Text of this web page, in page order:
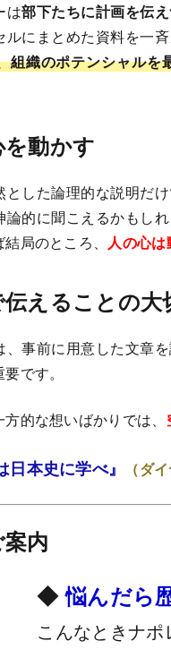
は部下たちに計画を伝
にまとめた資料を一
組織のポテンシャル
動かす
した論理的な説明だけ
的に聞こえるかもし
局のところ、 人の心は
えることの大
事前に用意した文章を
です。
的な想いばかりでは、
日本史に学べ』 （ダ
内
◆悩んだら
こんなときナポ